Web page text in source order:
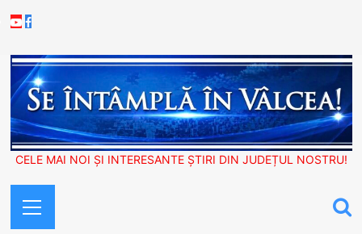
to
Youtube
Facebook
CELE MAI NOI ȘI INTERESANTE ȘTIRI DIN JUDEȚUL NOSTRU!
Menu